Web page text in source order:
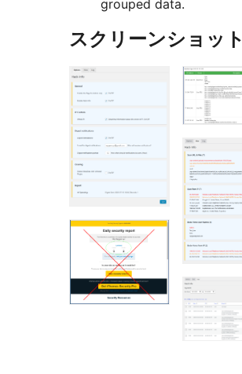
grouped data.
スクリーンショット